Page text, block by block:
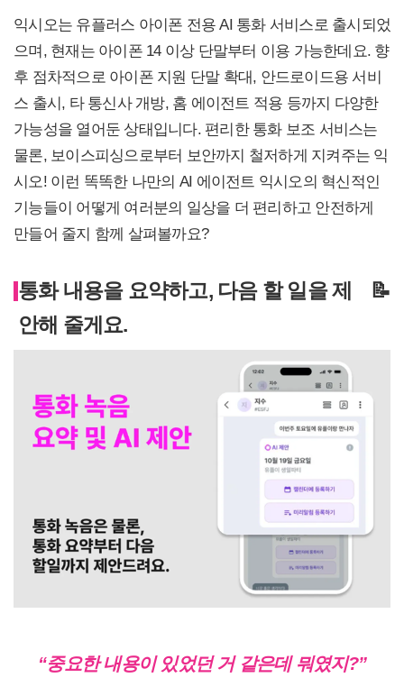
익시오는 유플러스 아이폰 전용 AI 통화 서비스로 출시되었
으며, 현재는 아이폰 14 이상 단말부터 이용 가능한데요. 향
후 점차적으로 아이폰 지원 단말 확대, 안드로이드용 서비
스 출시, 타 통신사 개방, 홈 에이전트 적용 등까지 다양한
가능성을 열어둔 상태입니다. 편리한 통화 보조 서비스는
물론, 보이스피싱으로부터 보안까지 철저하게 지켜주는 익
시오! 이런 똑똑한 나만의 AI 에이전트 익시오의 혁신적인
기능들이 어떻게 여러분의 일상을 더 편리하고 안전하게
만들어 줄지 함께 살펴볼까요?
통화 내용을 요약하고, 다음 할 일을 제
안해 줄게요.
📝
“중요한 내용이 있었던 거 같은데 뭐였지?”